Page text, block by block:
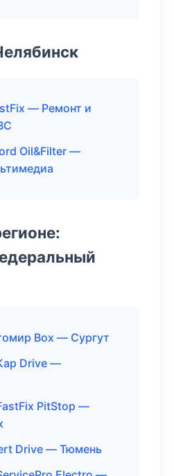
— Ремонт и
Oil&Filter —
Box — Сургут
Drive —
PitStop —
Drive — Тюмень